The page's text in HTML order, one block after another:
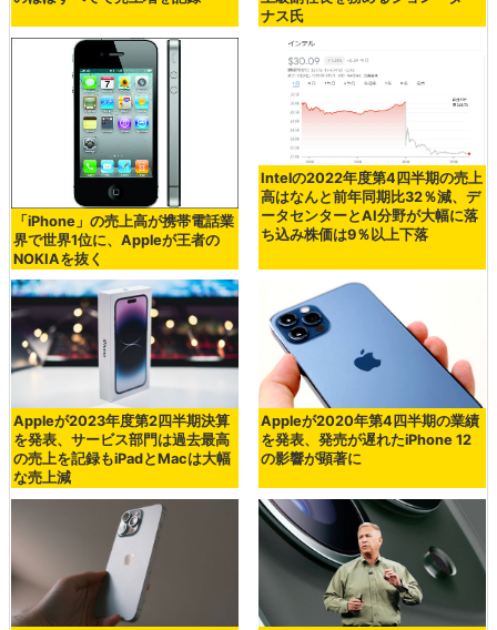
ナス氏
「iPhone」の売上高が携帯電話業
界で世界1位に、Appleが王者の
NOKIAを抜く
Intelの2022年度第4四半期の売上
高はなんと前年同期比32％減、デ
ータセンターとAI分野が大幅に落
ち込み株価は9％以上下落
Appleが2023年度第2四半期決算
を発表、サービス部門は過去最高
の売上を記録もiPadとMacは大幅
な売上減
Appleが2020年第4四半期の業績
を発表、発売が遅れたiPhone 12
の影響が顕著に